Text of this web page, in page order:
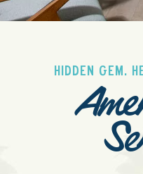
HIDDEN GEM.